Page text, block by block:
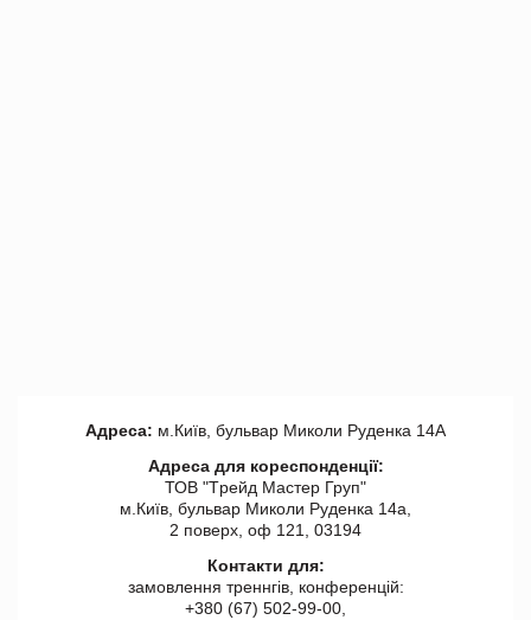
Адреса: м.Київ, бульвар Миколи Руденка 14А
Адреса для кореспонденції:
ТОВ "Tрейд Мастер Груп"
м.Київ, бульвар Миколи Руденка 14а,
2 поверх, оф 121, 03194
Контакти для:
замовлення треннгів, конференцій:
+380 (67) 502-99-00,